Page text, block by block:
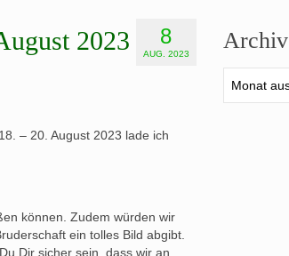
8
AUG. 2023
2023
– 20. August 2023 lade ich
können. Zudem würden wir
ein tolles Bild abgibt.
Dir sicher sein, dass wir an
Archiv